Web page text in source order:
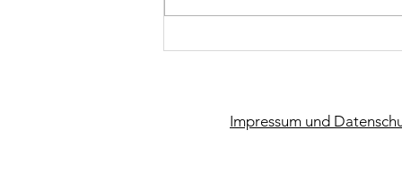
CCU macht
Impressum und